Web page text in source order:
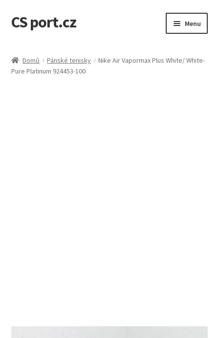
Přeskočit
na
Přejít
k
webu
CS port.cz Menu
Doprava a doba dodání
Zásady cookies (EU)
Domů Pánské tenisky
Nike Air Vapormax Plus White/ White-
Pure Platinum 924453-100